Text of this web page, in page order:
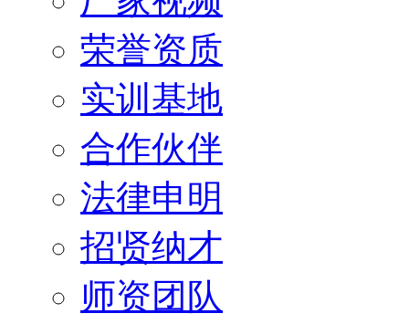
荣誉资质
实训基地
合作伙伴
法律申明
招贤纳才
师资团队